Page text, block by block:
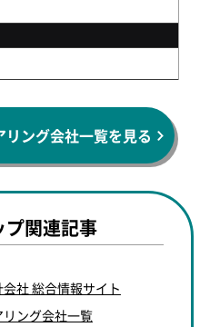
ング会社一覧を見る
プ関連記事
社 総合情報サイト
ング会社一覧